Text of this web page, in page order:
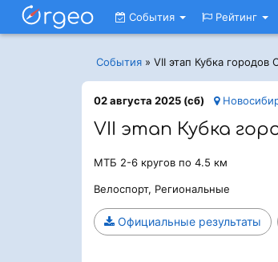
События Рейтинг
События » VII этап Кубка
02 августа 2025 (сб)
VII этап Кубка
МТБ 2-6 кругов по 4.5 км
Велоспорт, Региональные
Официальные результаты